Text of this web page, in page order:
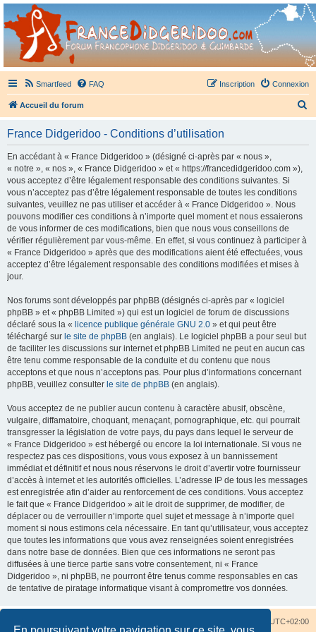
France Didgeridoo
Didgeridoo et Guimbarde sur France Didgeridoo - retrouvez la communauté.
Smartfeed FAQ Connexion
Inscription
Accueil du forum
France Didgeridoo - Conditions d’utilisation
En accédant à « France Didgeridoo » (désigné ci-après par « nous »,
« notre », « nos », « France Didgeridoo » et « https://francedidgeridoo.com »),
vous acceptez d’être légalement responsable des conditions suivantes. Si
vous n’acceptez pas d’être légalement responsable de toutes les conditions
suivantes, veuillez ne pas utiliser et accéder à « France Didgeridoo ». Nous
pouvons modifier ces conditions à n’importe quel moment et nous essaierons
de vous informer de ces modifications, bien que nous vous conseillons de
vérifier régulièrement par vous-même. En effet, si vous continuez à participer à
« France Didgeridoo » après que des modifications aient été effectuées, vous
acceptez d’être légalement responsable des conditions modifiées et mises à
jour.
Nos forums sont développés par phpBB (désignés ci-après par « logiciel
phpBB » et « phpBB Limited ») qui est un logiciel de forum de discussions
déclaré sous la « licence publique générale GNU 2.0 » et qui peut être
téléchargé sur le site de phpBB (en anglais). Le logiciel phpBB a pour seul but
de faciliter les discussions sur internet et phpBB Limited ne peut en aucun cas
être tenu comme responsable de la conduite et du contenu que nous
acceptons et que nous n’acceptons pas. Pour plus d’informations concernant
phpBB, veuillez consulter le site de phpBB (en anglais).
Vous acceptez de ne publier aucun contenu à caractère abusif, obscène,
vulgaire, diffamatoire, choquant, menaçant, pornographique, etc. qui pourrait
transgresser la législation de votre pays, du pays dans lequel le serveur de
« France Didgeridoo » est hébergé ou encore la loi internationale. Si vous ne
respectez pas ces dispositions, vous vous exposez à un bannissement
immédiat et définitif et nous nous réservons le droit d’avertir votre fournisseur
d’accès à internet et les autorités officielles. L’adresse IP de tous les messages
est enregistrée afin d’aider au renforcement de ces conditions. Vous acceptez
le fait que « France Didgeridoo » ait le droit de supprimer, de modifier, de
déplacer ou de verrouiller n’importe quel sujet et message à n’importe quel
moment si nous estimons cela nécessaire. En tant qu’utilisateur, vous acceptez
que toutes les informations que vous avez renseignées soient enregistrées
dans notre base de données. Bien que ces informations ne seront pas
diffusées à une tierce partie sans votre consentement, ni « France
Didgeridoo », ni phpBB, ne pourront être tenus comme responsables en cas
de tentative de piratage informatique visant à compromettre vos données.
UTC+02:00